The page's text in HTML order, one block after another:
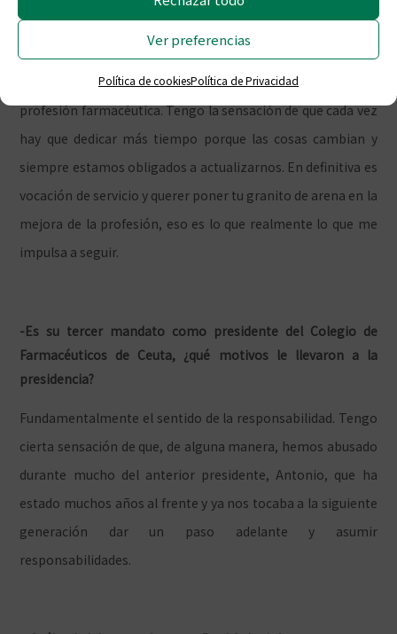
Ver preferencias
Política de cookiesPolítica de Privacidad
tamaño que tiene, y eso es una suerte pues estamos
representados a nivel nacional en el consejo, con lo cual se
nos puede escuchar en los foros de más alto nivel de la
profesión farmacéutica. Tengo la sensación de que cada vez
hay que dedicar más tiempo porque las cosas cambian y
siempre estamos obligados a actualizarnos. En definitiva es
vocación de servicio y querer poner tu granito de arena en la
mejora de la profesión, eso es lo que realmente lo que me
impulsa a seguir.
-Es su tercer mandato como presidente del Colegio de
Farmacéuticos de Ceuta, ¿qué motivos le llevaron a la
presidencia?
Fundamentalmente el sentido de la responsabilidad. Tengo
cierta sensación de que, de alguna manera, hemos abusado
durante mucho del anterior presidente, Antonio, que ha
estado muchos años al frente y ya nos tocaba a la siguiente
generación dar un paso adelante y asumir
responsabilidades.